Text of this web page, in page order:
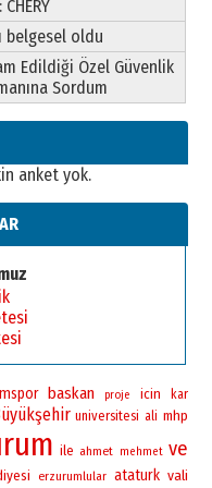
belgesel oldu
Edildiği Özel Güvenlik
Sordum
anket yok.
baskan proje icin kar
universitesi ali mhp
ile ahmet mehmet ve
erzurumlular ataturk vali